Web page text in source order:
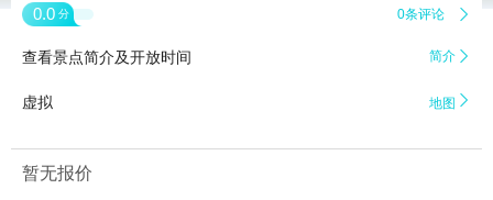
0.0 分 0条评论 
查看景点简介及开放时间 简介 
虚拟 地图 
暂无报价